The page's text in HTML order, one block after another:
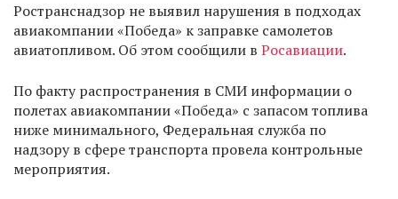
Ространснадзор не выявил нарушения в подходах
авиакомпании «Победа» к заправке самолетов
авиатопливом. Об этом сообщили в Росавиации.
По факту распространения в СМИ информации о
полетах авиакомпании «Победа» с запасом топлива
ниже минимального, Федеральная служба по
надзору в сфере транспорта провела контрольные
мероприятия.